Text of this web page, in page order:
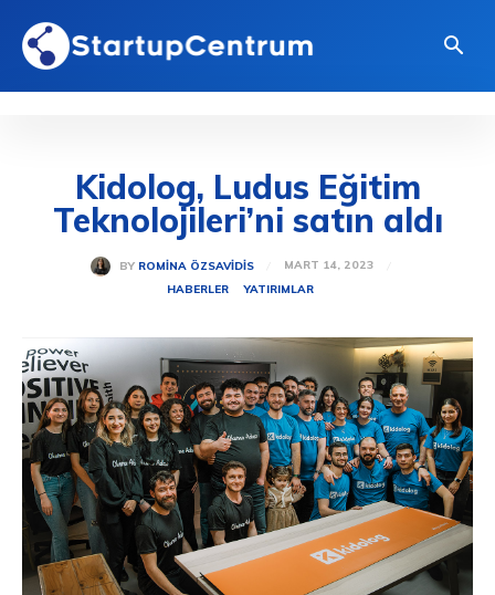
Kidolog, Ludus Eğitim
Teknolojileri’ni satın aldı
BY ROMINA ÖZSAVIDIS
MART 14, 2023
HABERLER
YATIRIMLAR